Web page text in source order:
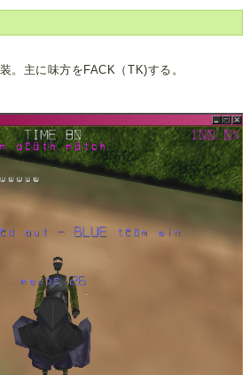
。主に味方をFACK（TK)する。